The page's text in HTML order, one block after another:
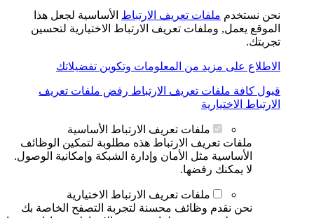
نحن نستخدم ملفات تعريف الارتباط الأساسية لجعل هذا
الموقع يعمل, وملفات تعريف الارتباط الاختيارية لتحسين
تجربتك.
الاطلاع على مزيد من المعلومات وتكوين تفضيلاتك
قبول كافة ملفات تعريف الارتباط رفض ملفات تعريف
الارتباط الاختيارية
ملفات تعريف الارتباط الأساسية
ملفات تعريف الارتباط هذه مطلوبة لتمكين الوظائف
الأساسية مثل الأمان وإدارة الشبكة وإمكانية الوصول.
لا يمكنك رفضها.
ملفات تعريف الارتباط الاختيارية
نحن نقدم وظائف محسنة لتجربة التصفح الخاصة بك